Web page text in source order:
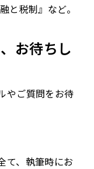
と税制』など。
お待ちし
やご質問をお待
て、執筆時にお